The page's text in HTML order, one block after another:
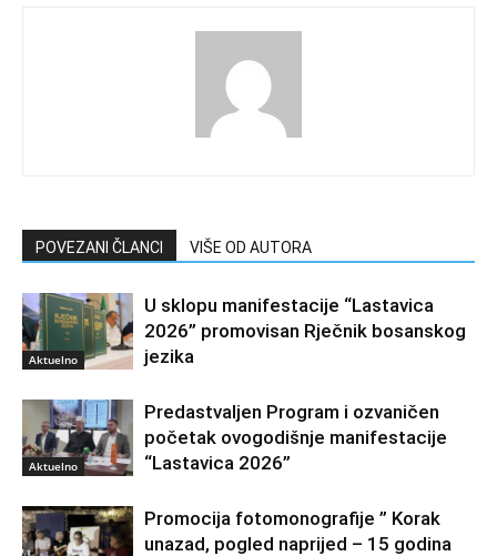
POVEZANI ČLANCI VIŠE OD AUTORA
Aktuelno
U sklopu manifestacije “Lastavica
2026” promovisan Rječnik bosanskog
jezika
Aktuelno
Predastvaljen Program i ozvaničen
početak ovogodišnje manifestacije
“Lastavica 2026”
Promocija fotomonografije ” Korak
unazad, pogled naprijed – 15 godina